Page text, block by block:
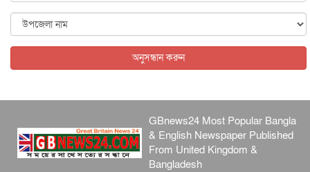
অনুসন্ধান করুন
GBnews24 Most Popular Bangla
& English Newspaper Published
From United Kingdom &
Bangladesh